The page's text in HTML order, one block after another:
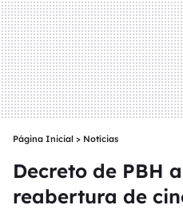
Página Inicial > Notícias
Decreto de PBH
reabertura de